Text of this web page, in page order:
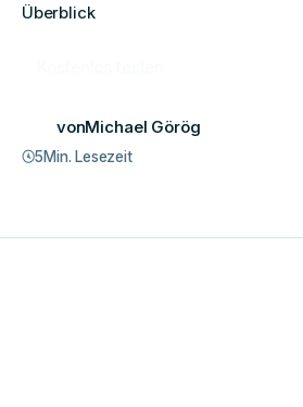
Überblick
vonMichael Görög
5Min. Lesezeit